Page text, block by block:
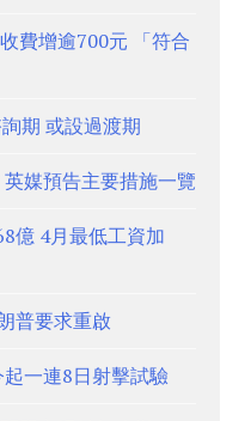
費增逾700元 「符合
期 或設過渡期
媒預告主要措施一覽
億 4月最低工資加
普要求重啟
一連8日射擊試驗